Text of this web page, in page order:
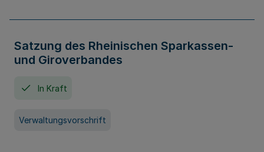
Satzung des Rheinischen Sparkassen-
und Giroverbandes
In Kraft
Verwaltungsvorschrift